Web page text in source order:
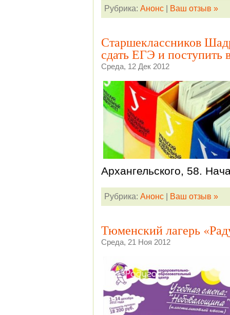
Рубрика: Анонс| Ваш отзыв »
Старшеклассников
сдать ЕГЭ и поступить
Среда, 12 Дек 2012
Архангельского, 58.
Рубрика: Анонс| Ваш отзыв »
Тюменский лагерь
Среда, 21 Ноя 2012